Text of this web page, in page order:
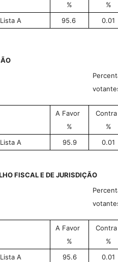
%
%
Lista A 95.6 0.01
A Favor
%
Contra
%
Lista A 95.9 0.01
FISCAL E DE JURISDIÇÃO
A Favor
%
Contra
%
Lista A 95.6 0.01